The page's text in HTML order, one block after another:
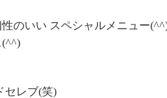
のいい スペシャルメニュー
(^^)
セレブ(笑)